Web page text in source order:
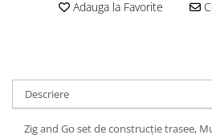
Adauga la Favorite
Descriere
Zig and Go set de construcție trasee,